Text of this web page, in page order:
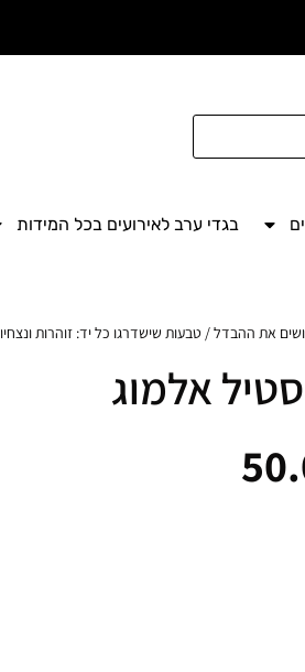
בגדי ערב לאירועים בכל המידות
את ההבדל/ טבעות שישדרגו כל יד: זוהרות
אלמוג